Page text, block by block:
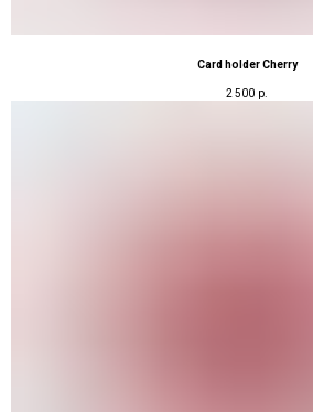
Card holder Cherry
2 500 р.